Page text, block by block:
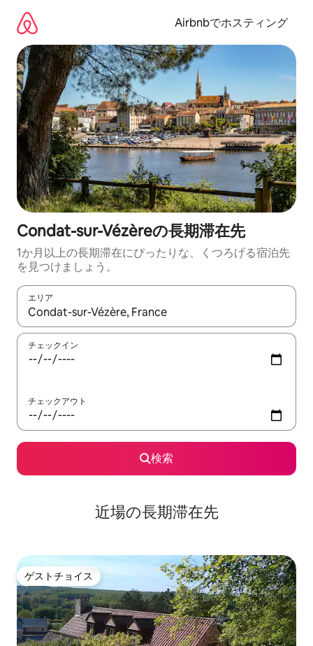
Airbnbでホスティング
Condat-sur-Vézèreの長期滞在先
1か月以上の長期滞在にぴったりな、くつろげる宿泊先
を見つけましょう。
エリア
検索結果が表示されたら、上下の矢印キーを使って移動するか
チェックイン
チェックアウト
検索
近場の長期滞在先
ゲストチョイス
ゲストチョイス